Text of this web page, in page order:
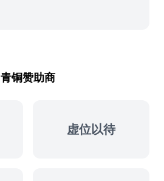
青铜赞助商
虚位以待